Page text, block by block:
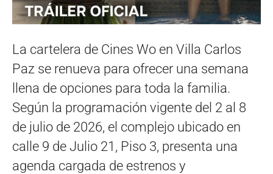
La cartelera de Cines Wo en Villa Carlos
Paz se renueva para ofrecer una semana
llena de opciones para toda la familia.
Según la programación vigente del 2 al 8
de julio de 2026, el complejo ubicado en
calle 9 de Julio 21, Piso 3, presenta una
agenda cargada de estrenos y